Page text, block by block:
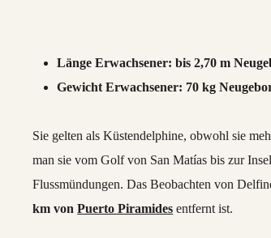
Länge Erwachsener: bis 2,70 m
Gewicht Erwachsener: 70 kg
Sie gelten als Küstendelphine, obwohl sie
man sie vom Golf von San Matías bis zur
Flussmündungen. Das Beobachten von
km vonPuerto Piramides entfernt ist.